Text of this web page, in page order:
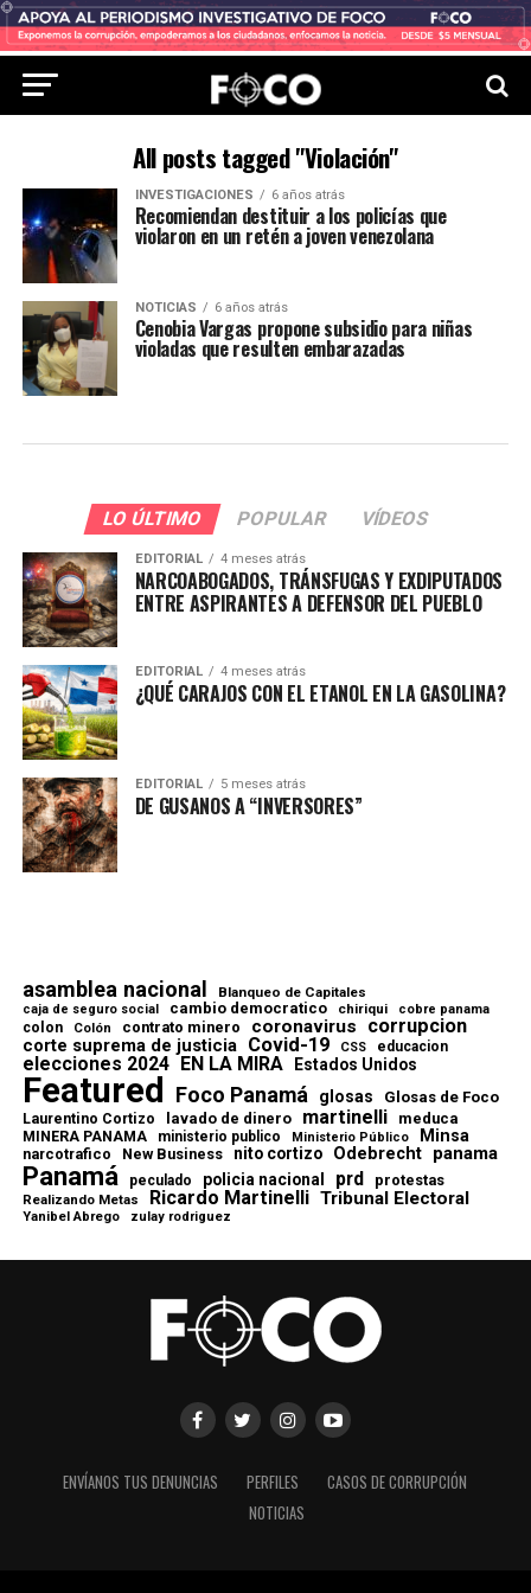
All posts tagged "Violación"
INVESTIGACIONES 6 años atrás
Recomiendan destituir a los policías que
violaron en un retén a joven venezolana
NOTICIAS 6 años atrás
Cenobia Vargas propone subsidio para niñas
violadas que resulten embarazadas
LO ÚLTIMO POPULAR VÍDEOS
EDITORIAL 4 meses atrás
NARCOABOGADOS, TRÁNSFUGAS Y EXDIPUTADOS
ENTRE ASPIRANTES A DEFENSOR DEL PUEBLO
EDITORIAL 4 meses atrás
¿QUÉ CARAJOS CON EL ETANOL EN LA GASOLINA?
EDITORIAL 5 meses atrás
DE GUSANOS A “INVERSORES”
asamblea nacional Blanqueo de Capitales
caja de seguro social cambio democratico chiriqui cobre panama
colon Colón contrato minero coronavirus corrupcion
corte suprema de justicia Covid-19 CSS educacion
elecciones 2024 EN LA MIRA Estados Unidos
Featured Foco Panamá glosas Glosas de Foco
Laurentino Cortizo lavado de dinero martinelli meduca
MINERA PANAMA ministerio publico Ministerio Público Minsa
narcotrafico New Business nito cortizo Odebrecht panama
Panamá peculado policia nacional prd protestas
Realizando Metas Ricardo Martinelli Tribunal Electoral
Yanibel Abrego zulay rodriguez
ENVÍANOS TUS DENUNCIAS PERFILES
CASOS DE CORRUPCIÓN
NOTICIAS